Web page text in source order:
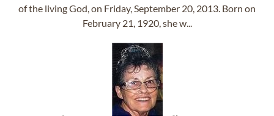
of the living God, on Friday, September 20, 2013. Born on
February 21, 1920, she w...